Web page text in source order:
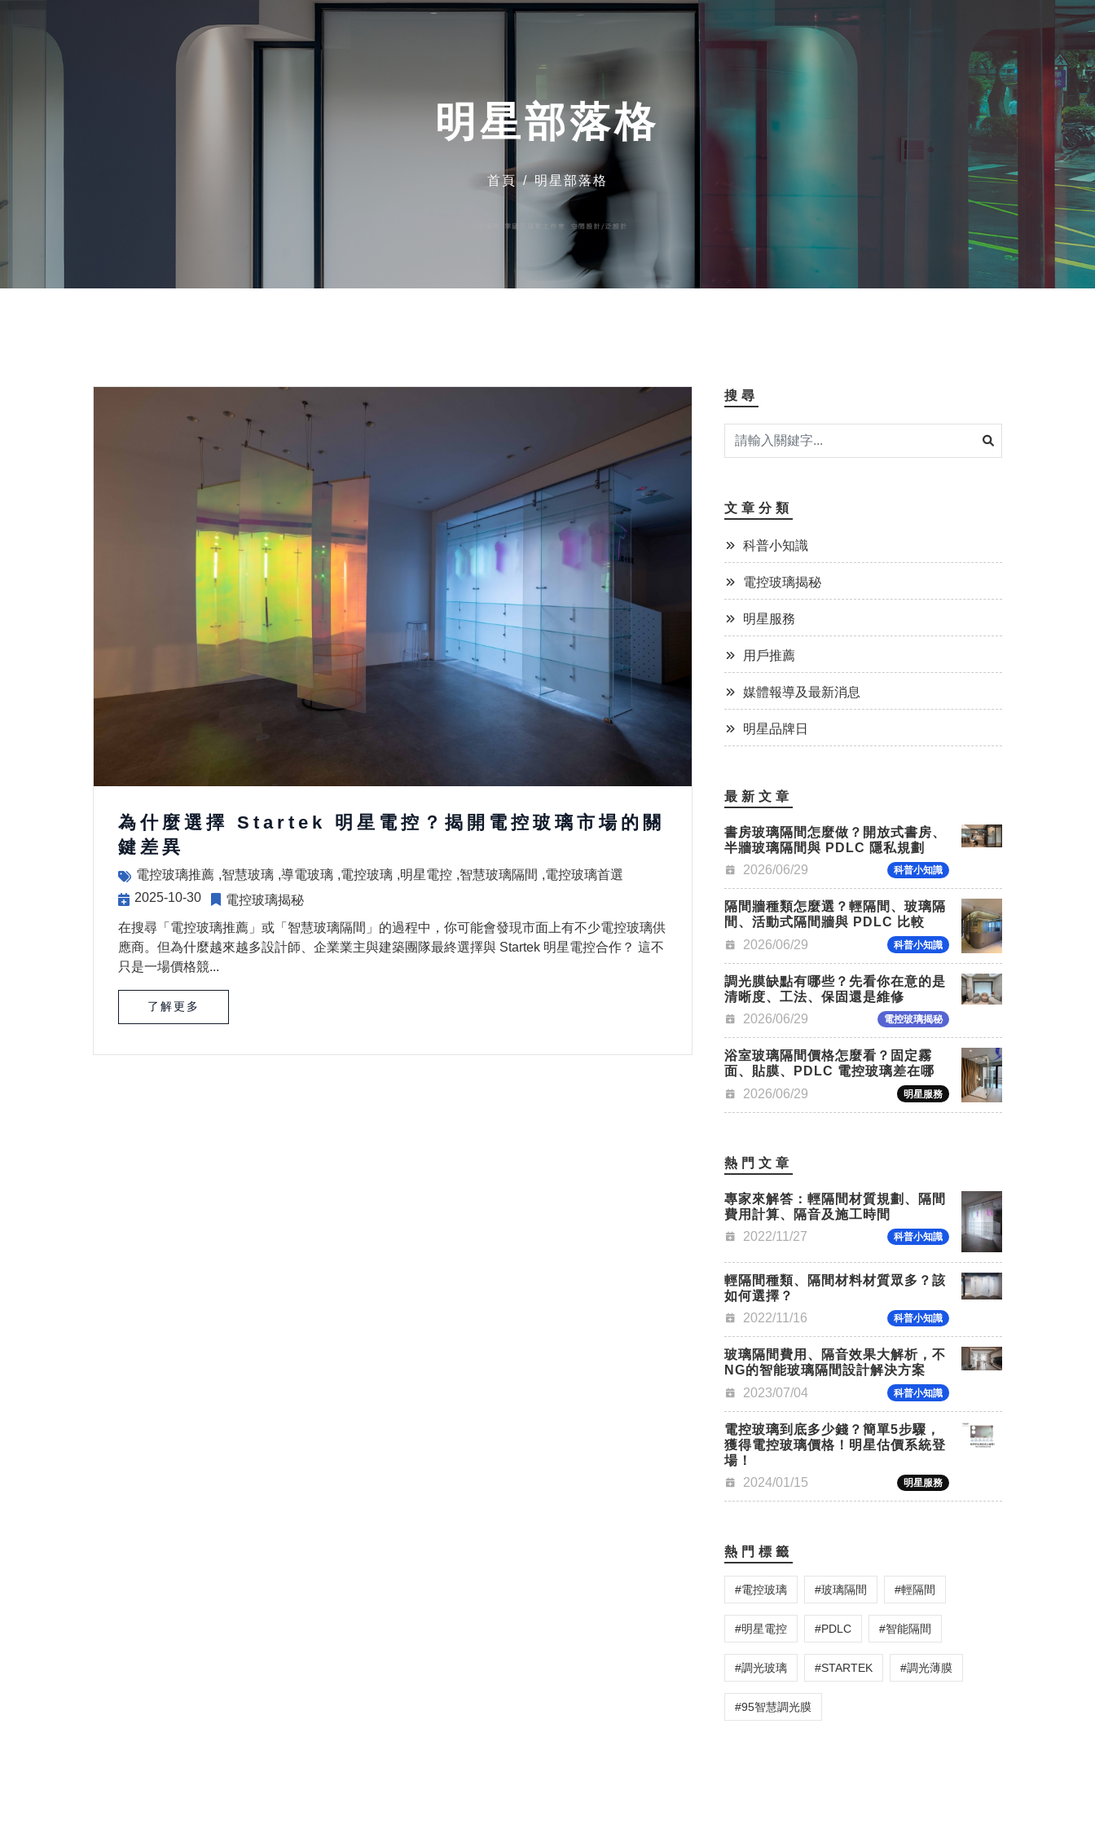
明星部落格
首頁 明星部落格
為什麼選擇 Startek 明星電控？揭開電控玻璃市場的關
鍵差異
電控玻璃推薦 智慧玻璃 導電玻璃 電控玻璃 明星電控 智慧玻璃隔間
電控玻璃首選
2025-10-30
電控玻璃揭秘
在搜尋「電控玻璃推薦」或「智慧玻璃隔間」的過程中，你可能會發現市面上有不少電控玻璃供
應商。但為什麼越來越多設計師、企業業主與建築團隊最終選擇與 Startek 明星電控合作？ 這不
只是一場價格競...
了解更多
搜尋
文章分類
科普小知識
電控玻璃揭秘
明星服務
用戶推薦
媒體報導及最新消息
明星品牌日
最新文章
書房玻璃隔間怎麼做？開放式書房、
半牆玻璃隔間與 PDLC 隱私規劃
2026/06/29
科普小知識
隔間牆種類怎麼選？輕隔間、玻璃隔
間、活動式隔間牆與 PDLC 比較
2026/06/29
科普小知識
調光膜缺點有哪些？先看你在意的是
清晰度、工法、保固還是維修
2026/06/29
電控玻璃揭秘
浴室玻璃隔間價格怎麼看？固定霧
面、貼膜、PDLC 電控玻璃差在哪
2026/06/29
明星服務
熱門文章
專家來解答：輕隔間材質規劃、隔間
費用計算、隔音及施工時間
2022/11/27
科普小知識
輕隔間種類、隔間材料材質眾多？該
如何選擇？
2022/11/16
科普小知識
玻璃隔間費用、隔音效果大解析，不
NG的智能玻璃隔間設計解決方案
2023/07/04
科普小知識
電控玻璃到底多少錢？簡單5步驟，
獲得電控玻璃價格！明星估價系統登
場！
2024/01/15
明星服務
熱門標籤
#電控玻璃 #玻璃隔間 #輕隔間
#明星電控 #PDLC #智能隔間
#調光玻璃 #STARTEK #調光薄膜
#95智慧調光膜